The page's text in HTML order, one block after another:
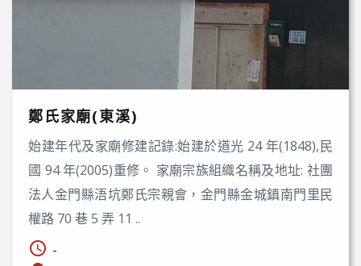
鄭氏家廟(東溪)
始建年代及家廟修建記錄:始建於道光 24 年(1848),民
國 94 年(2005)重修。 家廟宗族組織名稱及地址: 社團
法人金門縣浯坑鄭氏宗親會，金門縣金城鎮南門里民
權路 70 巷 5 弄 11 ..
-